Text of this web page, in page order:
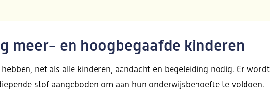
meer- en hoogbegaafde kinderen
net als alle kinderen, aandacht en begeleiding nodig. Er wordt
stof aangeboden om aan hun onderwijsbehoefte te voldoen.